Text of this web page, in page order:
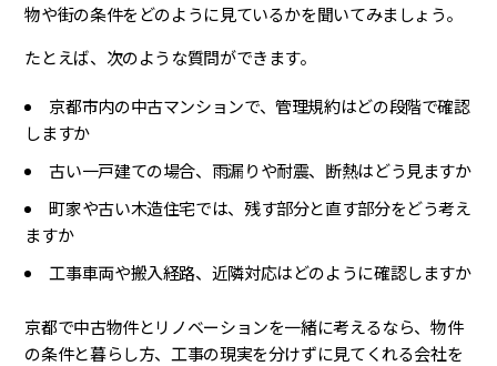
物や街の条件をどのように見ているかを聞いてみましょう。
たとえば、次のような質問ができます。
京都市内の中古マンションで、管理規約はどの段階で確認
しますか
古い一戸建ての場合、雨漏りや耐震、断熱はどう見ますか
町家や古い木造住宅では、残す部分と直す部分をどう考え
ますか
工事車両や搬入経路、近隣対応はどのように確認しますか
京都で中古物件とリノベーションを一緒に考えるなら、物件
の条件と暮らし方、工事の現実を分けずに見てくれる会社を